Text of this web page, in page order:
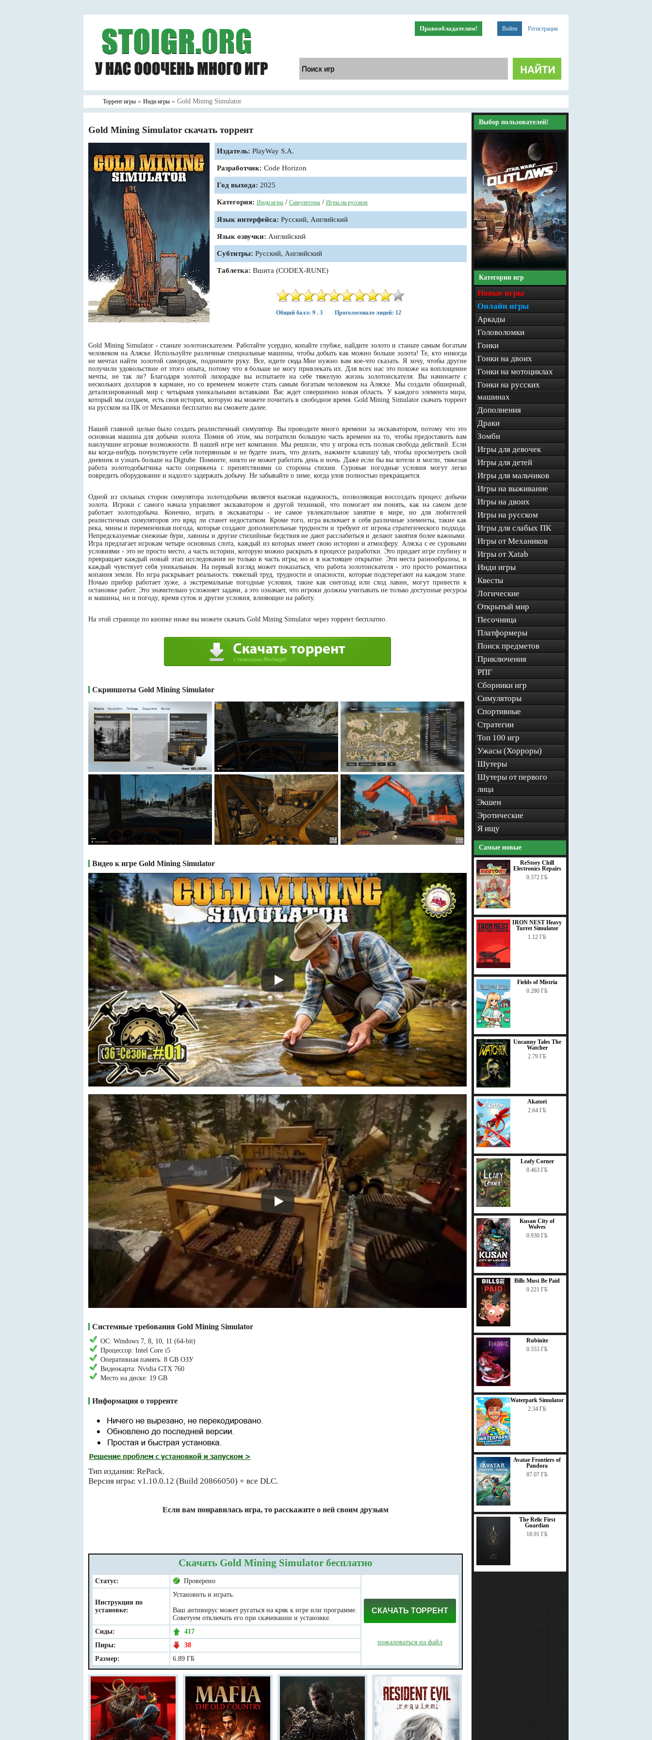
Войти Регистрация
Правообладателям!
Торрент игры » Инди игры » Gold Mining Simulator
Gold Mining Simulator скачать торрент
Издатель: PlayWay S.A.
Разработчик: Code Horizon
Год выхода: 2025
Категория: Инди игры / Симуляторы / Игры на русском
Язык интерфейса: Русский, Английский
Язык озвучки: Английский
Субтитры: Русский, Английский
Таблетка: Вшита (CODEX-RUNE)
Общий балл: 9 . 3 Проголосовало людей: 12
Gold Mining Simulator - станьте золотоискателем. Работайте усердно, копайте глубже, найдите золото и станьте самым богатым
человеком на Аляске. Используйте различные специальные машины, чтобы добыть как можно больше золота! Те, кто никогда
не мечтал найти золотой самородок, поднимите руку. Все, идите сюда.Мне нужно вам кое-что сказать. Я хочу, чтобы другие
получили удовольствие от этого опыта, потому что я больше не могу привлекать их. Для всех нас это похоже на воплощение
мечты, не так ли? Благодаря золотой лихорадке вы испытаете на себе тяжелую жизнь золотоискателя. Вы начинаете с
нескольких долларов в кармане, но со временем можете стать самым богатым человеком на Аляске. Мы создали обширный,
детализированный мир с четырьмя уникальными вставками. Вас ждет совершенно новая область. У каждого элемента мира,
который мы создаем, есть своя история, которую вы можете почитать в свободное время. Gold Mining Simulator скачать торрент
на русском на ПК от Механики бесплатно вы сможете далее.
Нашей главной целью было создать реалистичный симулятор. Вы проводите много времени за экскаватором, потому что это
основная машина для добычи золота. Помня об этом, мы потратили большую часть времени на то, чтобы предоставить вам
наилучшие игровые возможности. В нашей игре нет компании. Мы решили, что у игрока есть полная свобода действий. Если
вы когда-нибудь почувствуете себя потерянным и не будете знать, что делать, нажмите клавишу tab, чтобы просмотреть свой
дневник и узнать больше на Digtube. Помните, никто не может работать день и ночь. Даже если бы вы хотели и могли, тяжелая
работа золотодобытчика часто сопряжена с препятствиями со стороны стихии. Суровые погодные условия могут легко
повредить оборудование и надолго задержать добычу. Не забывайте о зиме, когда улов полностью прекращается.
Одной из сильных сторон симулятора золотодобычи является высокая надежность, позволяющая воссоздать процесс добычи
золота. Игроки с самого начала управляют экскаватором и другой техникой, что помогает им понять, как на самом деле
работает золотодобыча. Конечно, играть в экскаваторы - не самое увлекательное занятие в мире, но для любителей
реалистичных симуляторов это вряд ли станет недостатком. Кроме того, игра включает в себя различные элементы, такие как
река, мины и переменчивая погода, которые создают дополнительные трудности и требуют от игрока стратегического подхода.
Непредсказуемые снежные бури, лавины и другие стихийные бедствия не дают расслабиться и делают занятия более важными.
Игра предлагает игрокам четыре основных слота, каждый из которых имеет свою историю и атмосферу. Аляска с ее суровыми
условиями - это не просто место, а часть истории, которую можно раскрыть в процессе разработки. Это придает игре глубину и
превращает каждый новый этап исследования не только в часть игры, но и в настоящее открытие. Эти места разнообразны, и
каждый чувствует себя уникальным. На первый взгляд может показаться, что работа золотоискателя - это просто романтика
копания земли. Но игра раскрывает реальность: тяжелый труд, трудности и опасности, которые подстерегают на каждом этапе.
Ночью прибор работает хуже, а экстремальные погодные условия, такие как снегопад или сход лавин, могут привести к
остановке работ. Это значительно усложняет задачи, а это означает, что игроки должны учитывать не только доступные ресурсы
и машины, но и погоду, время суток и другие условия, влияющие на работу.
На этой странице по кнопке ниже вы можете скачать Gold Mining Simulator через торрент бесплатно.
Скриншоты Gold Mining Simulator
Видео к игре Gold Mining Simulator
Системные требования Gold Mining Simulator
ОС: Windows 7, 8, 10, 11 (64-bit)
Процессор: Intel Core i5
Оперативная память: 8 GB ОЗУ
Видеокарта: Nvidia GTX 760
Место на диске: 19 GB
Информация о торренте
Тип издания: RePack.
Версия игры: v1.10.0.12 (Build 20866050) + все DLC.
Если вам понравилась игра, то расскажите о ней своим друзьям
Скачать Gold Mining Simulator бесплатно
Статус: Проверено
СКАЧАТЬ ТОРРЕНТ
пожаловаться на файл
Инструкция по
установке:
Установить и играть.
Ваш антивирус может ругаться на кряк к игре или программе.
Советуем отключать его при скачивании и установке.
Сиды:
417
Пиры:
38
Размер:
6.89 ГБ
Выбор пользователей!
Категории игр
Новые игры
Онлайн игры
Аркады
Головоломки
Гонки
Гонки на двоих
Гонки на мотоциклах
Гонки на русских
машинах
Дополнения
Драки
Зомби
Игры для девочек
Игры для детей
Игры для мальчиков
Игры на выживание
Игры на двоих
Игры на русском
Игры для слабых ПК
Игры от Механиков
Игры от Xatab
Инди игры
Квесты
Логические
Открытый мир
Песочница
Платформеры
Поиск предметов
Приключения
РПГ
Сборники игр
Симуляторы
Спортивные
Стратегии
Топ 100 игр
Ужасы (Хорроры)
Шутеры
Шутеры от первого
лица
Экшен
Эротические
Я ищу
Самые новые
ReStory Chill
Electronics Repairs
0.572 ГБ
IRON NEST Heavy
Turret Simulator
1.12 ГБ
Fields of Mistria
0.280 ГБ
Uncanny Tales The
Watcher
2.79 ГБ
Akatori
2.64 ГБ
Leafy Corner
0.463 ГБ
Kusan City of
Wolves
0.930 ГБ
Bills Must Be Paid
0.221 ГБ
Rubinite
0.553 ГБ
Waterpark Simulator
2.34 ГБ
Avatar Frontiers of
Pandora
87.07 ГБ
The Relic First
Guardian
18.91 ГБ